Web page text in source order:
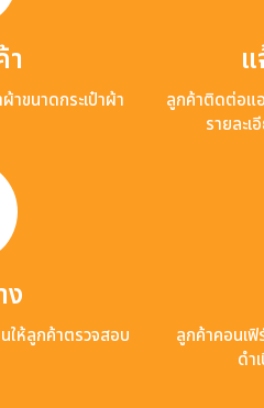
าขนาดกระเป๋าผ้า
แ
ลูกค้าติดต่อแ
รายละเ
ง
ให้ลูกค้าตรวจสอบ
ลูกค้าคอนเ
ดำ